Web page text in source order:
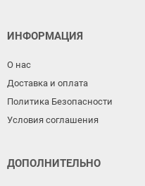
ИНФОРМАЦИЯ
О нас
Доставка и оплата
Политика Безопасности
Условия соглашения
ДОПОЛНИТЕЛЬНО